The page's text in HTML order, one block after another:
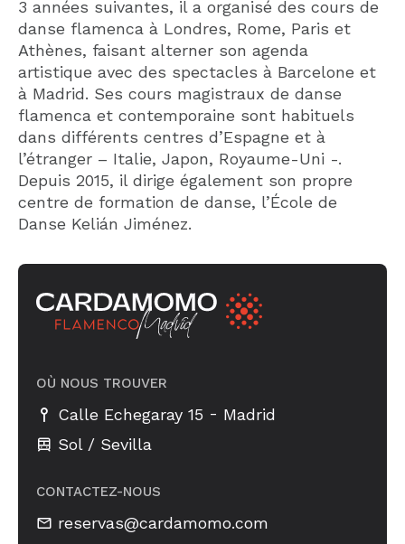
3 années suivantes, il a organisé des cours de
danse flamenca à Londres, Rome, Paris et
Athènes, faisant alterner son agenda
artistique avec des spectacles à Barcelone et
à Madrid. Ses cours magistraux de danse
flamenca et contemporaine sont habituels
dans différents centres d’Espagne et à
l’étranger – Italie, Japon, Royaume-Uni -.
Depuis 2015, il dirige également son propre
centre de formation de danse, l’École de
Danse Kelián Jiménez.
OÙ NOUS TROUVER
Calle Echegaray 15 - Madrid
Sol / Sevilla
CONTACTEZ-NOUS
reservas@cardamomo.com